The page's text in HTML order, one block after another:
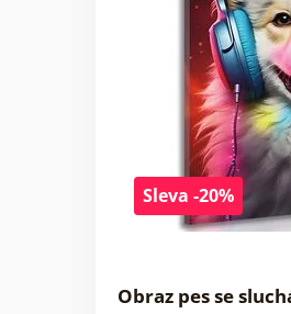
Sleva -20%
Obraz pes se